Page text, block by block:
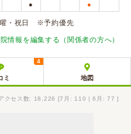
● ●
曜・祝日 ※予約優先
情報を編集する（関係者の方へ）
ミ
4
地図
クセス数: 18,226 [7月: 110 | 6月: 77 ]